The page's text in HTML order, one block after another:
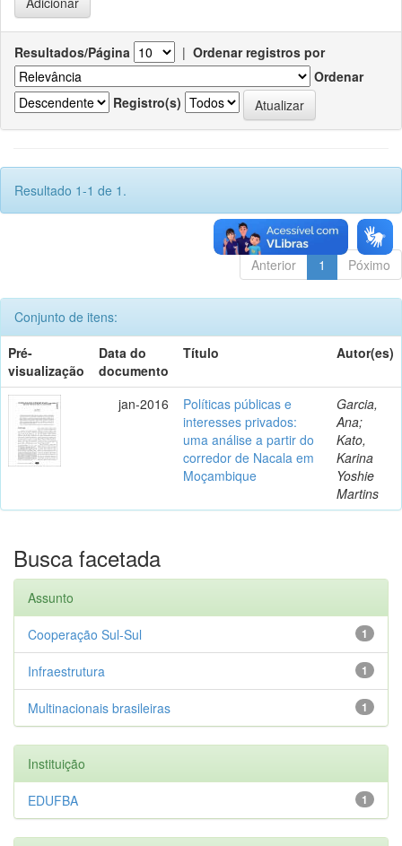
Resultados/Página | Ordenar registros por
Ordenar
Registro(s)
Resultado 1-1 de 1.
Anterior 1 Póximo
Conjunto de itens:
Pré-
visualização
Data do
documento
Título Autor(es)
jan-2016
Políticas públicas e
interesses privados:
uma análise a partir do
corredor de Nacala em
Moçambique
Garcia,
Ana;
Kato,
Karina
Yoshie
Martins
Busca facetada
Assunto
1
Cooperação Sul-Sul
1
Infraestrutura
1
Multinacionais brasileiras
Instituição
1
EDUFBA